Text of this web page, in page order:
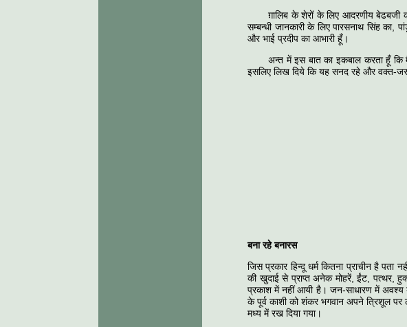
ग़ालिब के शेरों के लिए आदरणीय बेढबजी
सम्बन्धी जानकारी के लिए पारसनाथ सिंह का,
और भाई प्रदीप का आभारी हूँ।
अन्त में इस बात का इकबाल करता हूँ
इसलिए लिख दिये कि यह सनद रहे और
बुद्ध
(सन
बना रहे बनारस
जिस प्रकार हिन्दू धर्म कितना प्राचीन है पता
की खुदाई से प्राप्त अनेक मोहरें, ईंट, पत्थर,
प्रकाश में नहीं आयी है। जन-साधारण में अवश्य
के पूर्व काशी को शंकर भगवान अपने त्रिशूल पर
मध्य में रख दिया गया।